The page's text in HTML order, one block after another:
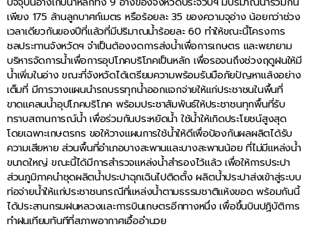
เพียง 175 ล้านลูกบาศก์เมตร หรือร้อยละ 35 ของความจุอ่าง น้อยกว่าช่วง
เวลาเดียวกันของปีที่แล้วที่มีปริมาณน้ำร้อยละ 60 ทำให้ขณะนี้โครงการ
ชลประทานจังหวัดฯ จำเป็นต้องงดการส่งน้ำเพื่อการเกษตร และพยายาม
บริหารจัดการน้ำเพื่อการอุปโภคบริโภคเป็นหลัก เพื่อรอจนถึงช่วงฤดูฝนให้มี
น้ำเพิ่มในอ่าง ขณะที่จังหวัดได้เตรียมความพร้อมรับมือภัยปัญหาแล้งอย่าง
เต็มที่ มีการวางแผนนำรถบรรทุกน้ำออกแจกจ่ายให้แก่ประชาชนในพื้นที่
ขาดแคลนน้ำอุปโภคบริโภค พร้อมประชาสัมพันธ์ให้ประชาชนทุกพื้นที่รับ
ทราบสถานการณ์น้ำ เพื่อร่วมกันประหยัดน้ำ ใช้น้ำให้เกิดประโยชน์สูงสุด
โดยเฉพาะเกษตรกร ขอให้วางแผนการใช้น้ำให้ดีเพื่อป้องกันผลผลิตได้รับ
ความเสียหาย ส่วนพื้นที่อำเภอบางสะพานและบางสะพานน้อย ที่ไม่มีแหล่งน้ำ
ขนาดใหญ่ ขณะนี้ได้มีการสำรวจแหล่งน้ำสำรองไว้แล้ว เพื่อให้การประปา
ส่วนภูมิภาคนำชุดผลิตน้ำประปาฉุกเฉินไปติดตั้ง ผลิตน้ำประปาส่งเข้าสู่ระบบ
ท่อจ่ายน้ำให้แก่ประชาชนกรณีที่แหล่งน้ำตามธรรมชาติแห้งขอด พร้อมกันนี้
ได้ประสานกรมฝนหลวงและการบินเกษตรอีกทางหนึ่ง เพื่อขึ้นบินปฏิบัติการ
ทำฝนเทียมทันทีที่สภาพอากาศเอื้ออำนวย